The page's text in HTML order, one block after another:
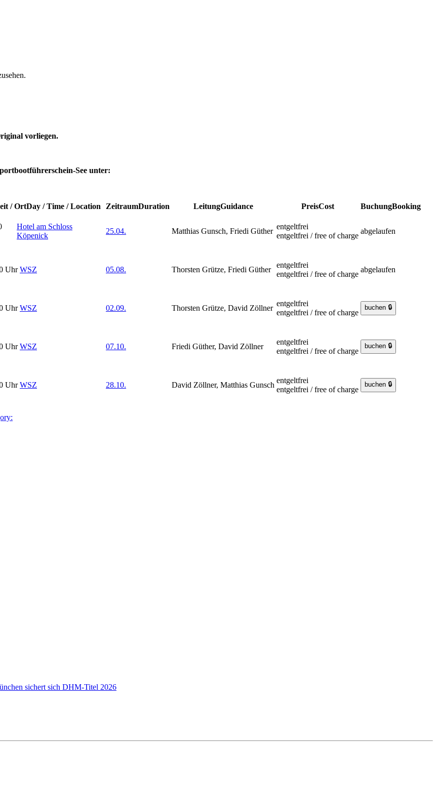
vorliegen.
See unter:
/ OrtDay / Time / Location ZeitraumDuration LeitungGuidance PreisCost BuchungBooking
Hotel am Schloss
Köpenick
25.04. Matthias Gunsch, Friedi Güther
entgeltfrei
entgeltfrei / free of charge
abgelaufen
Uhr WSZ 05.08. Thorsten Grütze, Friedi Güther
entgeltfrei
entgeltfrei / free of charge
abgelaufen
Uhr WSZ 02.09. Thorsten Grütze, David Zöllner
entgeltfrei
entgeltfrei / free of charge
Uhr WSZ 07.10. Friedi Güther, David Zöllner
entgeltfrei
entgeltfrei / free of charge
Uhr WSZ 28.10. David Zöllner, Matthias Gunsch
entgeltfrei
entgeltfrei / free of charge
sichert sich DHM-Titel 2026